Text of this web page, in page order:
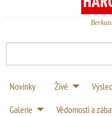
Novinky Živě
Galerie
Vědomosti a